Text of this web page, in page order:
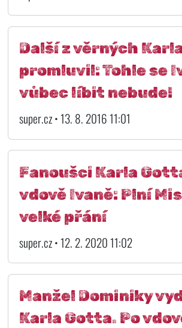
Další z věrných
promluvil: Tohle se
vůbec líbit nebude!
super.cz • 13. 8. 2016 11:01
Fanoušci Karla
vdově Ivaně: Plní
velké přání
super.cz • 12. 2. 2020 11:02
Manžel Dominiky
Karla Gotta. Po